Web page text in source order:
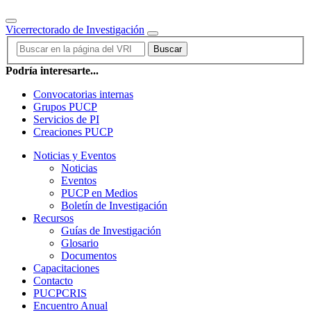
Vicerrectorado de Investigación
Buscar
Podría interesarte...
Convocatorias internas
Grupos PUCP
Servicios de PI
Creaciones PUCP
Noticias y Eventos
Noticias
Eventos
PUCP en Medios
Boletín de Investigación
Recursos
Guías de Investigación
Glosario
Documentos
Capacitaciones
Contacto
PUCPCRIS
Encuentro Anual